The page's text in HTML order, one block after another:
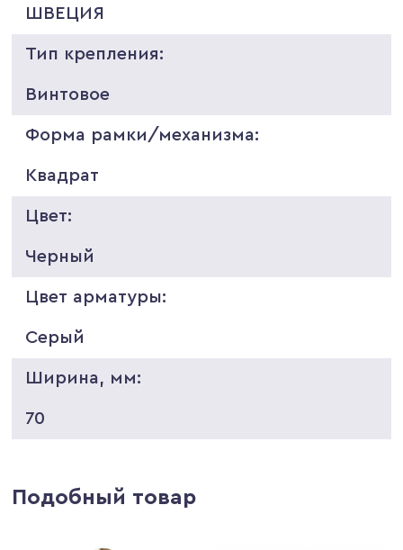
ШВЕЦИЯ
Тип крепления:
Винтовое
Форма рамки/механизма:
Квадрат
Цвет:
Черный
Цвет арматуры:
Серый
Ширина, мм:
70
Подобный товар